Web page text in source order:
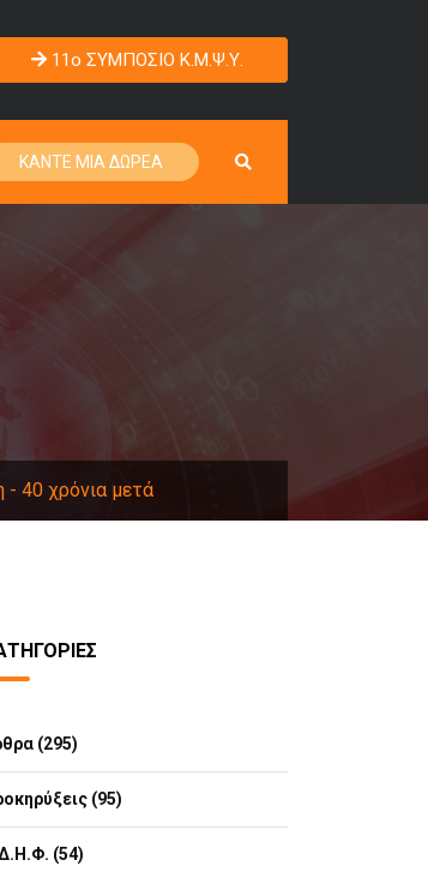
11o ΣΥΜΠΟΣΙΟ Κ.Μ.Ψ.Υ.
ΚΑΝΤΕ ΜΙΑ ΔΩΡΕΑ
- 40 χρόνια μετά
(295)
(95)
(54)